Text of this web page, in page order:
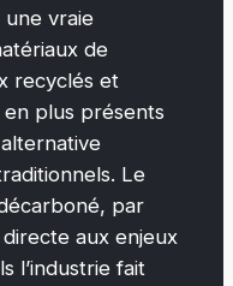
une vraie
de
recyclés et
plus présents
Le
par
aux enjeux
l’industrie fait